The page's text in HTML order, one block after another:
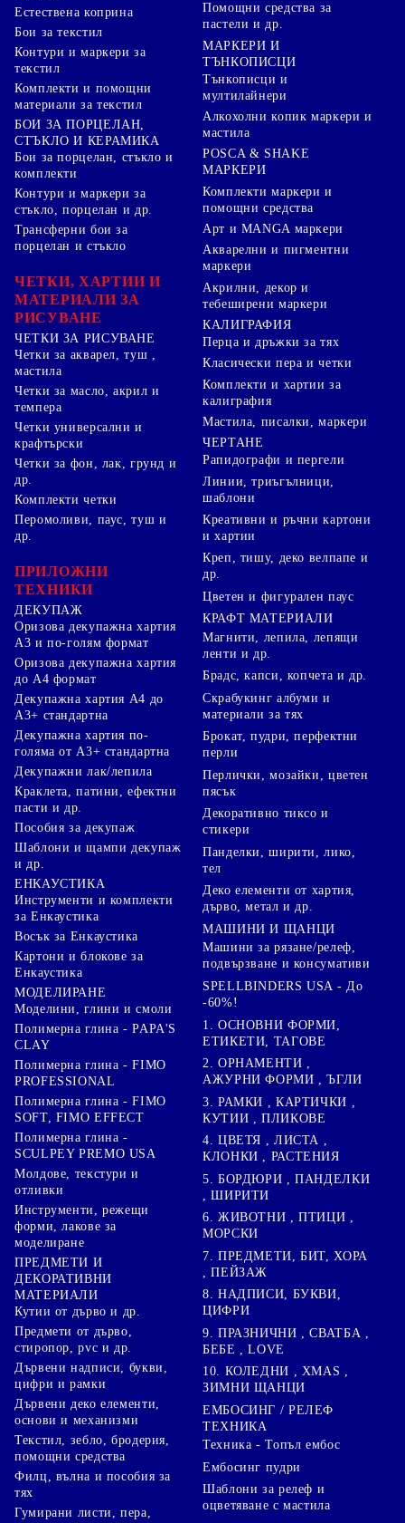
Естествена коприна
Бои за текстил
Контури и маркери за
текстил
Комплекти и помощни
материали за текстил
БОИ ЗА ПОРЦЕЛАН,
СТЪКЛО И КЕРАМИКА
Бои за порцелан, стъкло и
комплекти
Контури и маркери за
стъкло, порцелан и др.
Трансферни бои за
порцелан и стъкло
ЧЕТКИ, ХАРТИИ И
МАТЕРИАЛИ ЗА
РИСУВАНЕ
ЧЕТКИ ЗА РИСУВАНЕ
Четки за акварел, туш ,
мастила
Четки за масло, акрил и
темпера
Четки универсални и
крафтърски
Четки за фон, лак, грунд и
др.
Комплекти четки
Помощни средства за
пастели и др.
МАРКЕРИ И
ТЪНКОПИСЦИ
Тънкописци и
мултилайнери
Алкохолни копик маркери и
мастила
POSCA & SHAKE
МАРКЕРИ
Комплекти маркери и
помощни средства
Арт и MANGA маркери
Акварелни и пигментни
маркери
Акрилни, декор и
тебеширени маркери
КАЛИГРАФИЯ
Перца и дръжки за тях
Класически пера и четки
Комплекти и хартии за
калиграфия
Мастила, писалки, маркери
ЧЕРТАНЕ
Рапидографи и пергели
Линии, триъгълници,
шаблони
Перомоливи, паус, туш и
др.
ПРИЛОЖНИ
ТЕХНИКИ
ДЕКУПАЖ
Оризова декупажна хартия
А3 и по-голям формат
Оризова декупажна хартия
до А4 формат
Декупажна хартия А4 до
А3+ стандартна
Декупажна хартия по-
голяма от А3+ стандартна
Декупажни лак/лепила
Краклета, патини, ефектни
пасти и др.
Пособия за декупаж
Шаблони и щампи декупаж
и др.
ЕНКАУСТИКА
Инструменти и комплекти
за Енкаустика
Восък за Енкаустика
Картони и блокове за
Енкаустика
МОДЕЛИРАНЕ
Моделини, глини и смоли
Полимерна глина - PAPA'S
CLAY
Полимерна глина - FIMO
PROFESSIONAL
Полимерна глина - FIMO
SOFT, FIMO EFFECT
Полимерна глина -
SCULPEY PREMO USA
Молдове, текстури и
отливки
Инструменти, режещи
форми, лакове за
моделиране
ПРЕДМЕТИ И
ДЕКОРАТИВНИ
МАТЕРИАЛИ
Кутии от дърво и др.
Предмети от дърво,
стиропор, pvc и др.
Дървени надписи, букви,
цифри и рамки
Дървени деко елементи,
основи и механизми
Текстил, зебло, бродерия,
помощни средства
Филц, вълна и пособия за
тях
Гумирани листи, пера,
Креативни и ръчни картони
и хартии
Креп, тишу, деко велпапе и
др.
Цветен и фигурален паус
КРАФТ МАТЕРИАЛИ
Магнити, лепила, лепящи
ленти и др.
Брадс, капси, копчета и др.
Скрабукинг албуми и
материали за тях
Брокат, пудри, перфектни
перли
Перлички, мозайки, цветен
пясък
Декоративно тиксо и
стикери
Панделки, ширити, лико,
тел
Деко елементи от хартия,
дърво, метал и др.
МАШИНИ И ЩАНЦИ
Машини за рязане/релеф,
подвързване и консумативи
SPELLBINDERS USA - До
-60%!
1. ОСНОВНИ ФОРМИ,
ЕТИКЕТИ, ТАГОВЕ
2. ОРНАМЕНТИ ,
АЖУРНИ ФОРМИ , ЪГЛИ
3. РАМКИ , КАРТИЧКИ ,
КУТИИ , ПЛИКОВЕ
4. ЦВЕТЯ , ЛИСТА ,
КЛОНКИ , РАСТЕНИЯ
5. БОРДЮРИ , ПАНДЕЛКИ
, ШИРИТИ
6. ЖИВОТНИ , ПТИЦИ ,
МОРСКИ
7. ПРЕДМЕТИ, БИТ, ХОРА
, ПЕЙЗАЖ
8. НАДПИСИ, БУКВИ,
ЦИФРИ
9. ПРАЗНИЧНИ , СВАТБА ,
БЕБЕ , LOVE
10. КОЛЕДНИ , XMAS ,
ЗИМНИ ЩАНЦИ
ЕМБОСИНГ / РЕЛЕФ
ТЕХНИКА
Техника - Топъл ембос
Ембосинг пудри
Шаблони за релеф и
оцветяване с мастила